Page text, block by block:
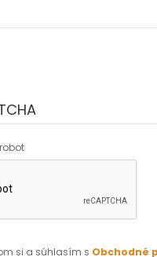
si a súhlasím s Obchodné